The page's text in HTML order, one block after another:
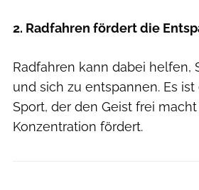
2. Radfahren fördert die
Radfahren kann dabei helfen,
und sich zu entspannen. Es
Sport, der den Geist frei
Konzentration fördert.